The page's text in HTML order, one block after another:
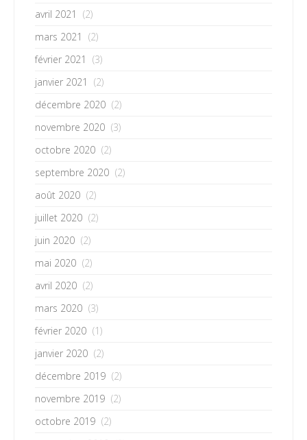
avril 2021
(2)
mars 2021
(2)
février 2021
(3)
janvier 2021
(2)
décembre 2020 (2)
novembre 2020 (3)
octobre 2020 (2)
septembre 2020 (2)
août 2020 (2)
juillet 2020 (2)
juin 2020 (2)
mai 2020 (2)
avril 2020 (2)
mars 2020 (3)
février 2020 (1)
janvier 2020 (2)
décembre 2019 (2)
novembre 2019 (2)
octobre 2019 (2)